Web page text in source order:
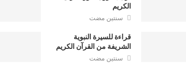
الكريم
سنتين مضت
قراءة للسيرة النبوية
الشريفة من القرآن الكريم
سنتين مضت